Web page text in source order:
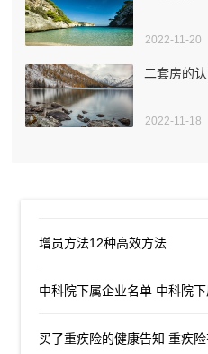
2022-11-20
二套房的
2022-11-18
增员方法12种高效方法
中科院下属企业名单 中科院
买了重疾险的健康告知 重疾